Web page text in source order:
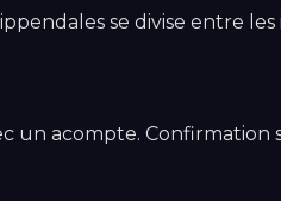
se divise entre
un acompte. Confirmation